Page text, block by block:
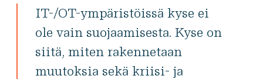
IT-/OT-ympäristöissä kyse ei
ole vain suojaamisesta. Kyse on
siitä, miten rakennetaan
muutoksia sekä kriisi- ja